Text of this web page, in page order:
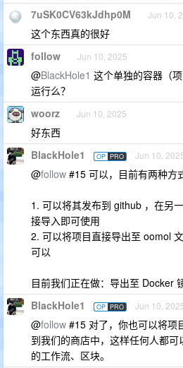
7uSK0CV63kJdhp0M Jun 10,
这个东西真的很好
follow Jun 10, 2025
@BlackHole1 这个单独的容器（
运行么？
woorz Jun 10, 2025
好东西
BlackHole1 OP PRO Jun 10,
@follow #15 可以，目前有两种方
1. 可以将其发布到 github ，在另
接导入即可使用
2. 可以将项目直接导出至 oomol
可以
目前我们正在做：导出至 Docker
BlackHole1 OP PRO Jun 10,
@follow #15 对了，你也可以将项
到我们的商店中，这样任何人都
的工作流、区块。